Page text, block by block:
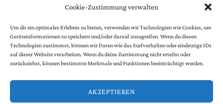
Cookie-Zustimmung verwalten
Um dir ein optimales Erlebnis zu bieten, verwenden wir Technologien wie Cookies, um
Geräteinformationen zu speichern und/oder darauf zuzugreifen. Wenn du diesen
Technologien zustimmst, können wir Daten wie das Surfverhalten oder eindeutige IDs
auf dieser Website verarbeiten. Wenn du deine Zustimmung nicht erteilst oder
zurückziehst, können bestimmte Merkmale und Funktionen beeinträchtigt werden.
AKZEPTIEREN
Dienstag Ruhetag